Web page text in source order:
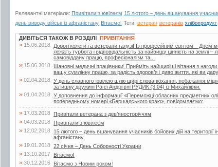
Релевантні матеріали: Привітали з ювілеєм 15 лютого – день вшанування
день виводу військ із афганістану Вітаємо! Теги: ветеран ветеранів хлібопродукт
ДИВІТЬСЯ ТАКОЖ В РОЗДІЛІ ПРИВІТАННЯ
» 15.06.2018
Дорогі колеги та ветерани галузі! Із професійним святом –
лежать турбота і відповідальність за найвищу цінність на землі
самовіддану працю, професіоналізм та...
» 15.06.2018
Шановні медичні працівники! Прийміть найщиріші вітання з
вашу сумлінну працю, за радість здоров’я і диво життя, які ви
» 02.04.2018 У день славного ювілею шлю щирі слова кохання, побажання
затишку дружині Раїсі Андріївні РУДИК (3.04) із Михайлівки.
» 01.04.2018 У доповнення до інформації «Переможці обласних предметних
попередньому номері «Бершадського краю», повідомляємо:
» 17.03.2018 Привітали ветерана з дев’яносторіччям
» 04.03.2018 Привітали з ювілеєм
» 12.02.2018
15 лютого – день вшанування учасників бойових дій на території
афганістану
» 19.01.2018 22 січня – День Соборності України
» 13.10.2017 Вітаємо!
» 30.12.2016 Вітаємо з Новим роком!